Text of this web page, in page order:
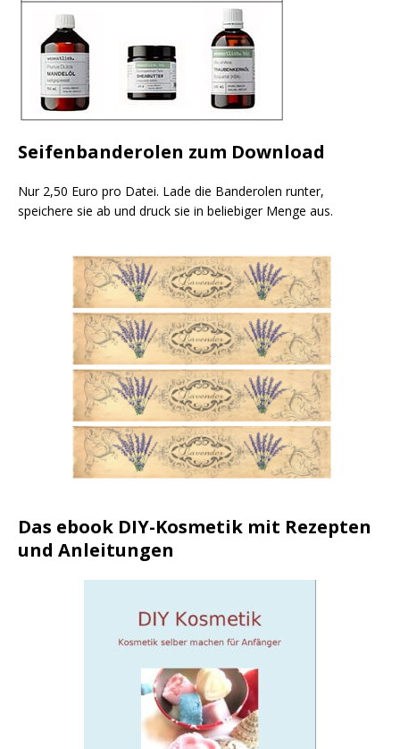
Seifenbanderolen zum Download
Nur 2,50 Euro pro Datei. Lade die Banderolen runter,
speichere sie ab und druck sie in beliebiger Menge aus.
Das ebook DIY-Kosmetik mit Rezepten
und Anleitungen